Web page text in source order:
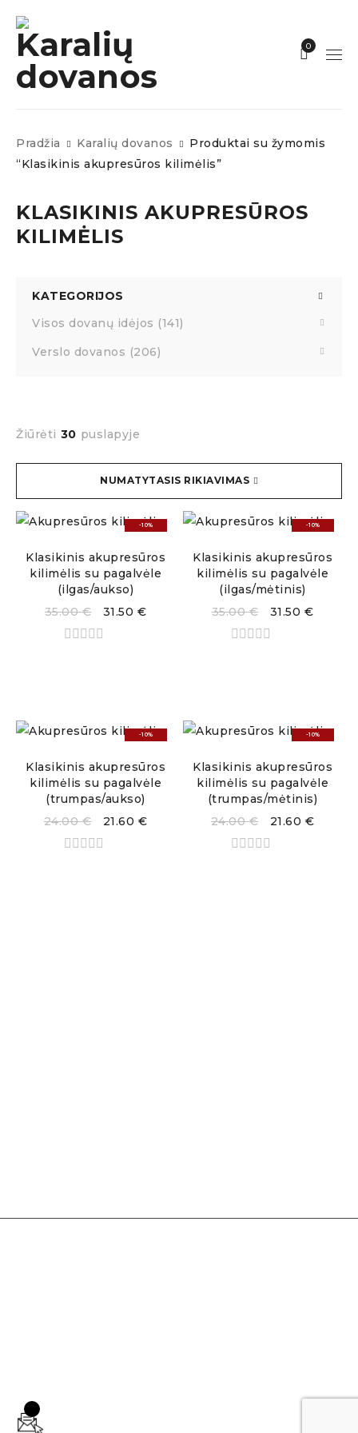
0
Pradžia Karalių dovanos
Produktai su žymomis
“Klasikinis akupresūros kilimėlis”
KLASIKINIS AKUPRESŪROS
KILIMĖLIS
KATEGORIJOS
Visos dovanų idėjos (141)
Verslo dovanos (206)
NUMATYTASIS RIKIAVIMAS
Žiūrėti 30 puslapyje
-10%
Klasikinis akupresūros
kilimėlis su pagalvėle
(ilgas/aukso)
35.00€ 31.50 €
-10%
Klasikinis akupresūros
kilimėlis su pagalvėle
(ilgas/mėtinis)
35.00€ 31.50 €
-10%
Klasikinis akupresūros
kilimėlis su pagalvėle
(trumpas/aukso)
24.00€ 21.60 €
-10%
Klasikinis akupresūros
kilimėlis su pagalvėle
(trumpas/mėtinis)
24.00€ 21.60 €